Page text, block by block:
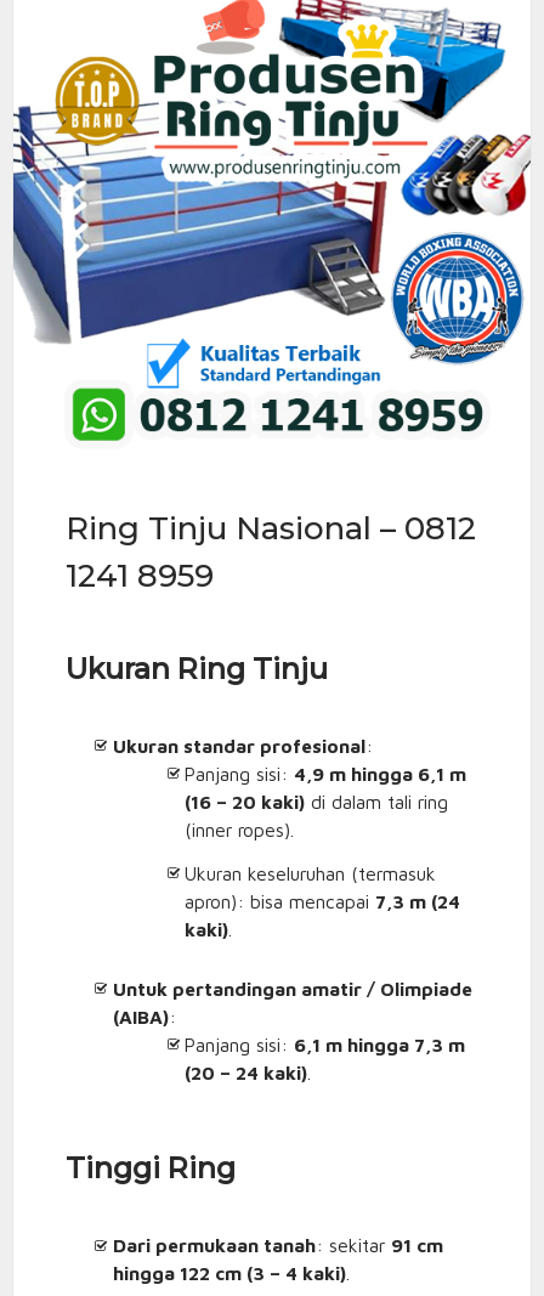
Ring Tinju Nasional – 0812
1241 8959
Ukuran Ring Tinju
Ukuran standar profesional:
Panjang sisi: 4,9 m hingga 6,1 m
(16 – 20 kaki) di dalam tali ring
(inner ropes).
Ukuran keseluruhan (termasuk
apron): bisa mencapai 7,3 m (24
kaki)
Untuk pertandingan amatir / Olimpiade
(AIBA):
Panjang sisi: 6,1 m hingga 7,3 m
(20 – 24 kaki)
Tinggi Ring
Dari permukaan tanah: sekitar 91 cm
hingga 122 cm (3 – 4 kaki).